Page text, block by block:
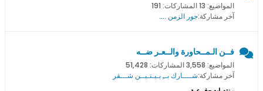
المواضيع: 13 المشاركات: 191
آخر مشاركة:جور الزمن ....
فــن الـمــحاورة والــعـر ضــه
المواضيع: 3,558 المشاركات: 51,428
آخر مشاركة:شــــارك بــِ بـيـتـيــن شـــقر